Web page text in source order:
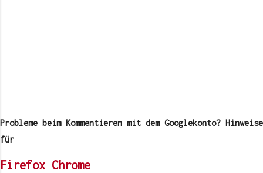
m
m
a
Probleme beim Kommentieren mit dem Googlekonto? Hinweise
für
Firefox Chrome